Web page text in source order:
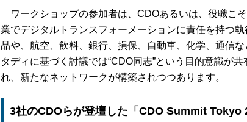
ワークショップの参加者は、CDOあるいは、役職こ
業でデジタルトランスフォーメーションに責任を持つ
品や、航空、飲料、銀行、損保、自動車、化学、通信
タディに基づく討議では“CDO同志”という目的意識が
れ、新たなネットワークが構築されつつあります。
3社のCDOらが登壇した「CDO Summit Tokyo